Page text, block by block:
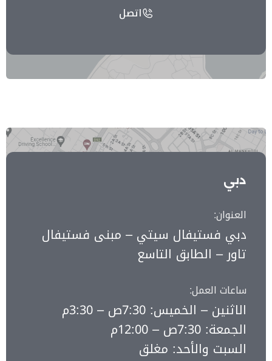
اتصل
دبي
العنوان:
دبي فستيفال سيتي – مبنى فستيفال
تاور – الطابق التاسع
ساعات العمل:
الاثنين – الخميس: 7:30ص – 3:30م
الجمعة: 7:30ص – 12:00م
السبت والأحد: مغلق